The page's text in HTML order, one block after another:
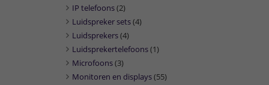
IP telefoons(2)
Luidspreker sets(4)
Luidsprekers(4)
Luidsprekertelefoons(1)
Microfoons(3)
Monitoren en displays(55)